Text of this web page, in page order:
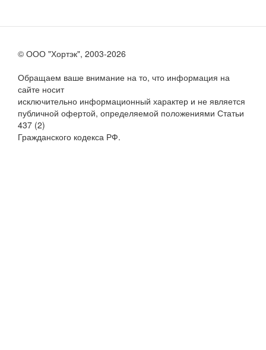
© ООО "Хортэк", 2003-2026
Обращаем ваше внимание на то, что информация на
сайте носит
исключительно информационный характер и не является
публичной офертой, определяемой положениями Статьи
437 (2)
Гражданского кодекса РФ.